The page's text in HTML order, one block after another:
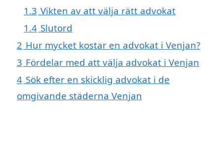
1.3 Vikten av att välja rätt advokat
1.4 Slutord
2 Hur mycket kostar en advokat i Venjan?
3 Fördelar med att välja advokat i Venjan
4 Sök efter en skicklig advokat i de
omgivande städerna Venjan